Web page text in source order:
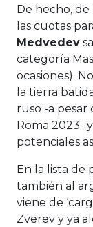
De hecho,
las cuotas
Medvedev
categoría
ocasiones).
la tierra
ruso -a
Roma 2023-
potenciales
En la lista de
también al
viene de
Zverev y ya